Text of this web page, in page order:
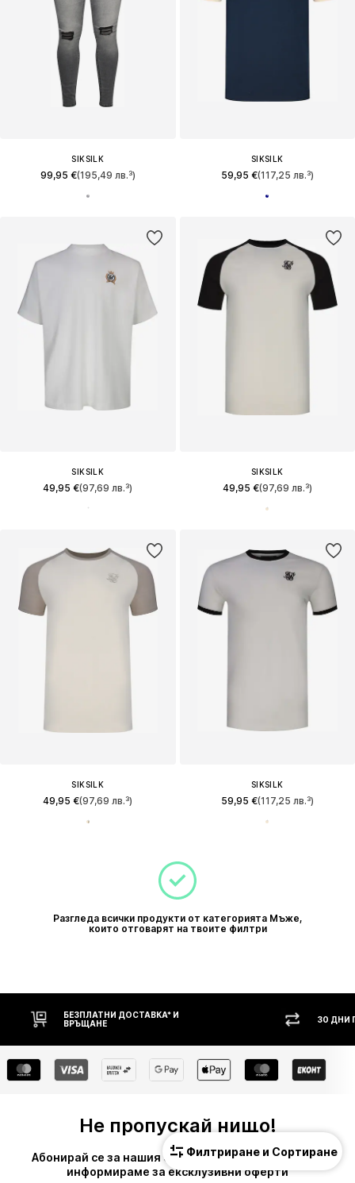
SIKSILK
99,95 €(195,49 лв.³)
SIKSILK
59,95 €(117,25 лв.³)
SIKSILK
49,95 €(97,69 лв.³)
SIKSILK
49,95 €(97,69 лв.³)
SIKSILK
49,95 €(97,69 лв.³)
SIKSILK
59,95 €(117,25 лв.³)
Разгледа всички продукти от категорията Мъже,
които отговарят на твоите филтри
Филтриране и Сортиране
30 ДНИ ПРАВО НА ВРЪЩАНЕ
Не пропускай нищо!
Абонирай се за нашия бюлетин и ще можем да те
информираме за ексклузивни оферти